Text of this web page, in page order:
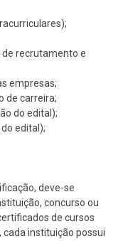
recrutamento e
empresas;
de carreira;
do edital);
edital);
deve-se
concurso ou
de cursos
instituição possui